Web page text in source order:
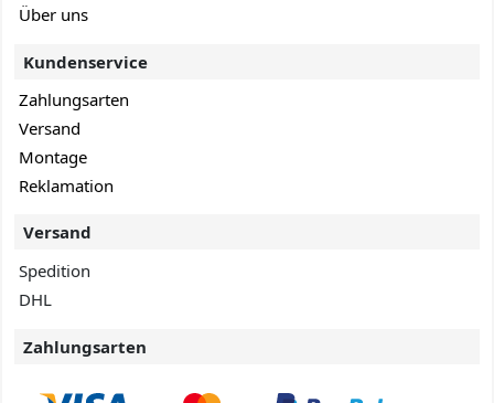
Über uns
Kundenservice
Zahlungsarten
Versand
Montage
Reklamation
Versand
Spedition
DHL
Zahlungsarten